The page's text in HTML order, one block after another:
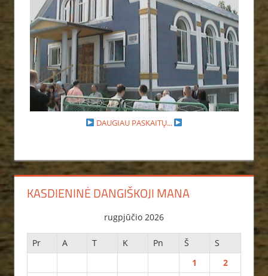
DAUGIAU PASKAITŲ...
KASDIENINĖ DANGIŠKOJI MANA
rugpjūčio 2026
Pr A T K Pn Š
S
1
2